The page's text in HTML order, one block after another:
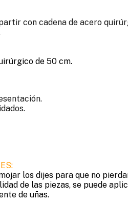
con cadena de acero
de 50 cm.
los dijes para que no
de las piezas, se puede
de uñas.